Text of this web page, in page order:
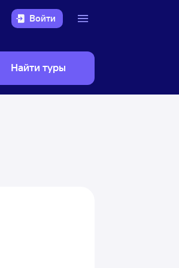
Войти
Найти туры